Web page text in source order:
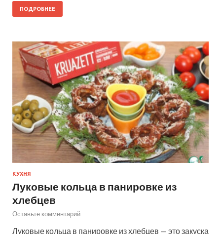
ПОДРОБНЕЕ
КУХНЯ
Луковые кольца в панировке из
хлебцев
Оставьте комментарий
Луковые кольца в панировке из хлебцев — это закуска